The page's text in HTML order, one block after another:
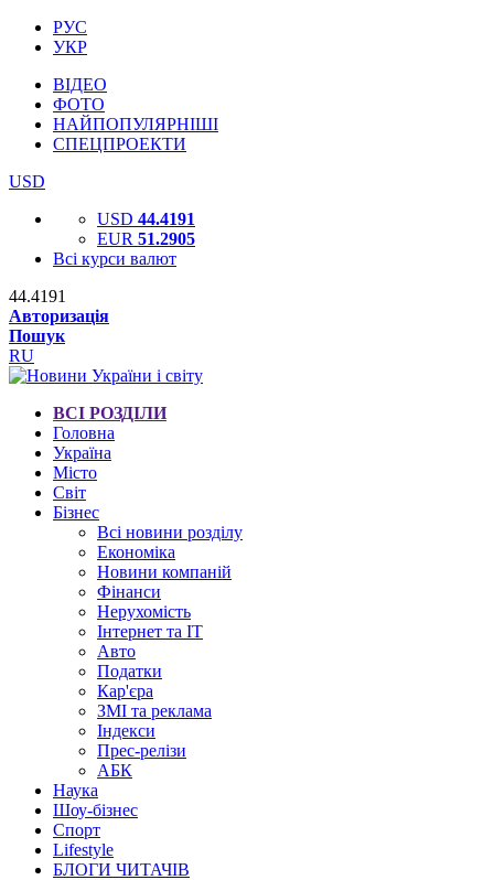
РУС
УКР
ВІДЕО
ФОТО
НАЙПОПУЛЯРНІШІ
СПЕЦПРОЕКТИ
USD
USD 44.4191
EUR 51.2905
Всі курси валют
44.4191
Авторизація
Пошук
RU
ВСІ РОЗДІЛИ
Головна
Україна
Місто
Світ
Бізнес
Всі новини розділу
Економіка
Новини компаній
Фінанси
Нерухомість
Інтернет та IT
Авто
Податки
Кар'єра
ЗМІ та реклама
Індекси
Прес-релізи
АБК
Наука
Шоу-бізнес
Спорт
Lifestyle
БЛОГИ ЧИТАЧІВ